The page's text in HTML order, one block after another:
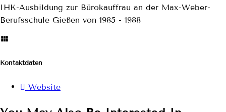
IHK-Ausbildung zur Bürokauffrau an der Max-Weber-
Berufsschule Gießen von 1985 - 1988
Kontaktdaten
Website